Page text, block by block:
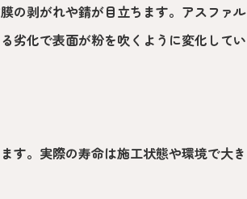
の剥がれや錆が目立ちます。アスファル
劣化で表面が粉を吹くように変化してい
す。実際の寿命は施工状態や環境で大き